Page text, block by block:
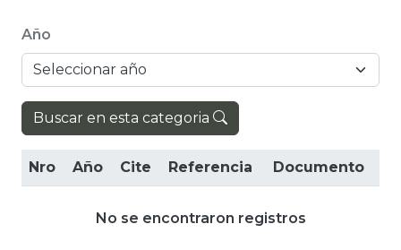
Año
Buscar en esta categoria
Nro Año Cite Referencia Documento
No se encontraron registros